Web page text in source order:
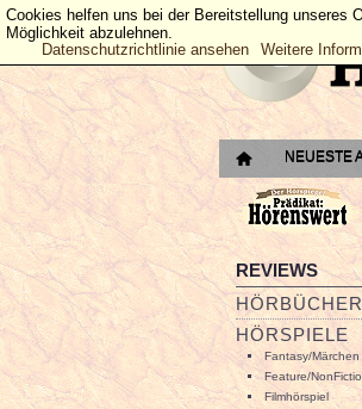
NEUESTE
REVIEWS
HÖRBÜCHER
HÖRSPIELE
Fantasy/Märchen
Feature/
Filmhörspiel
Cookies helfen uns bei der Bereitstellung unseres
Möglichkeit abzulehnen.
Datenschutzrichtlinie ansehen
Weitere